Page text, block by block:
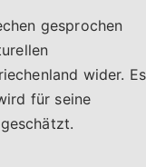
gesprochen
wider. Es
für seine